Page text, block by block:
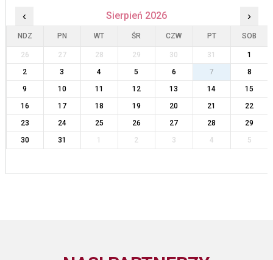
‹ Sierpień 2026 ›
NDZ PN WT ŚR CZW PT SOB
26 27 28 29 30 31
1
2
3 4 5 6 7
8
9
10 11 12 13 14
15
16
17 18 19 20 21
22
23
24 25 26 27 28
29
30
31 1 2 3 4 5